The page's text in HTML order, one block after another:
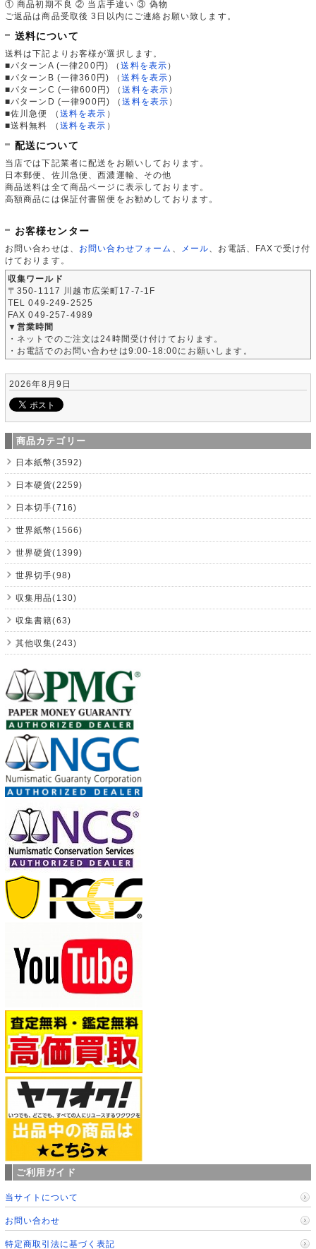
① 商品初期不良 ② 当店手違い ③ 偽物
ご返品は商品受取後 3日以内にご連絡お願い致します。
送料について
送料は下記よりお客様が選択します。
■パターンA (一律200円)
（送料を表示 ）
■パターンB (一律360円)
（送料を表示 ）
■パターンC (一律600円)
（送料を表示 ）
■パターンD (一律900円)
（送料を表示 ）
■佐川急便
（ 送料を表示 ）
■送料無料
（ 送料を表示 ）
配送について
当店では下記業者に配送をお願いしております。
日本郵便、佐川急便、西濃運輸、その他
商品送料は全て商品ページに表示しております。
高額商品には保証付書留便をお勧めしております。
お客様センター
お問い合わせは、 お問い合わせフォーム メール 、お電話、FAXで受け付
けております。
収集ワールド
〒350-1117 川越市広栄町17-7-1F
TEL 049-249-2525
FAX 049-257-4989
▼営業時間
・ネットでのご注文は24時間受け付けております。
・お電話でのお問い合わせは9:00-18:00にお願いします。
2026年8月9日
商品カテゴリー
日本紙幣(3592)
日本硬貨(2259)
日本切手(716)
世界紙幣(1566)
世界硬貨(1399)
世界切手(98)
収集用品(130)
収集書籍(63)
其他収集(243)
ご利用ガイド
当サイトについて
お問い合わせ
特定商取引法に基づく表記